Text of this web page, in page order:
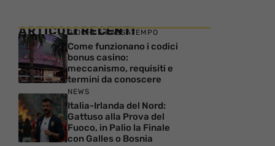
ARTICOLI RECENTI
GIOCHI E PASSATEMPO
Come funzionano i codici
bonus casino:
meccanismo, requisiti e
termini da conoscere
NEWS
Italia-Irlanda del Nord:
Gattuso alla Prova del
Fuoco, in Palio la Finale
con Galles o Bosnia